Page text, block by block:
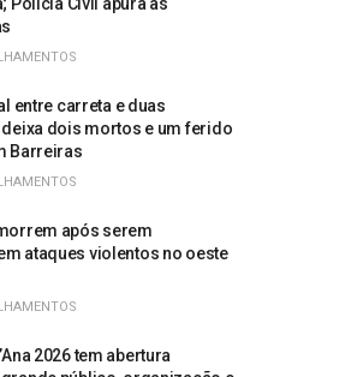
entre carreta e duas
dois mortos e um ferido
Barreiras
após serem
ataques violentos no oeste
2026 tem abertura